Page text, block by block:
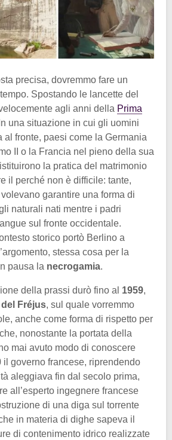
precisa, dovremmo fare un
Spostando le lancette del
agli anni della Prima
una situazione in cui gli uomini
al fronte, paesi come la Germania
II o la Francia nel pieno della sua
la pratica del matrimonio
il perché non è difficile: tante,
garantire una forma di
naturali nati mentre i padri
sul fronte occidentale.
storico portò Berlino a
stessa cosa per la
pausa la necrogamia.
della prassi durò fino al 1959,
Fréjus, sul quale vorremmo
anche come forma di rispetto per
nonostante la portata della
mai avuto modo di conoscere
governo francese, riprendendo
aleggiava fin dal secolo prima,
all’esperto ingegnere francese
di una diga sul torrente
in materia di dighe sapeva il
di contenimento idrico realizzate